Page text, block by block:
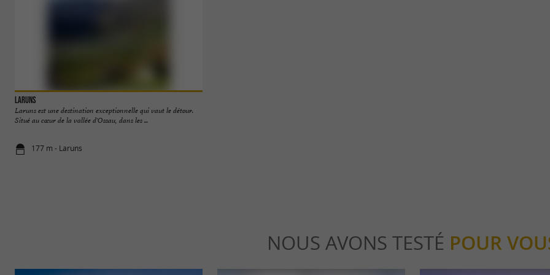
Laruns
Laruns est une destination exceptionnelle qui vaut le détour.
Situé au cœur de la vallée d'Ossau, dans les ...
177 m - Laruns
NOUS AVONS TESTÉ POUR